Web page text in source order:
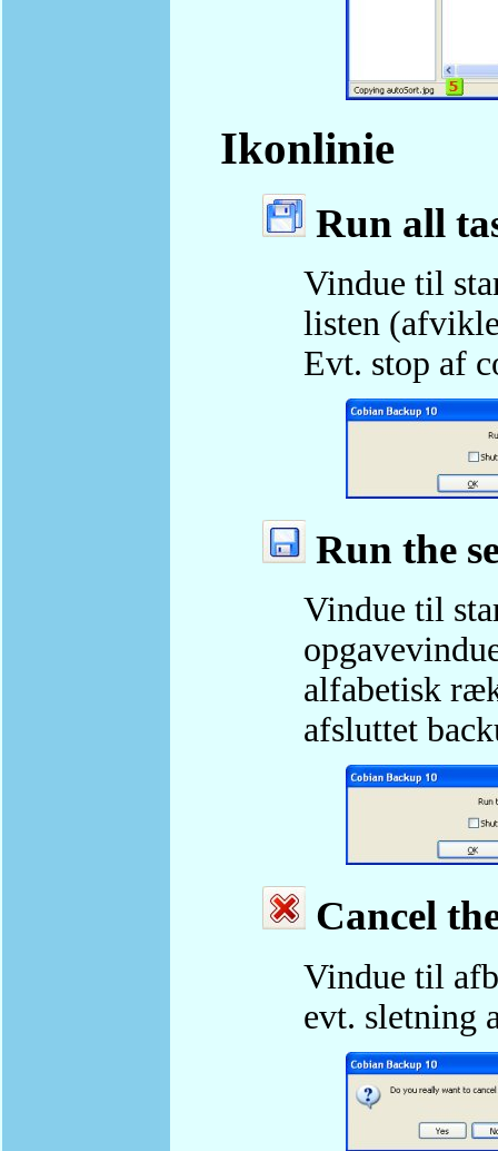
Ikonlinie
Run all
Vindue til
listen
Evt. stop af
Run the
Vindue til
alfabetisk
afsluttet
Cancel
Vindue til
evt. sletning